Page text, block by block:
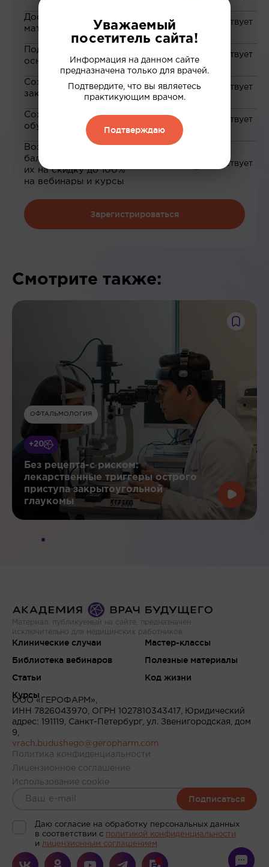
Доступ к закрытым
материалам
Подборка материалов на
основе ваших интересов
Сохранение материалов в
закладки
Сохранение прогресса по
обучению
Возможность зарабатывать
баллы и обменивать
их на скидку до 100%
на вебинары и курсы
Зарегистрироваться
Смотрите также:
ОФТАЛЬМОЛОГИЯ
+20
Без рецепта-с риском:
лекарственные триггеры острого
приступа закрытоугольной
глаукомы
Материал, публикуемый на сайте, предназначен
исключительно для медицинских работников
Клинические случаи
Библиотека вебинаров
Статьи
Курсы
Мастер-классы
Полезные материалы
Код жизни
ООО «ГЕРОФАРМ»,
ИНН 7826043970, ОГРН 1027810343417, Юридический
адрес: 191119, Санкт-Петербург, ул. Звенигородская, дом
9,
vrach.budushego@geropharm.com
Политика конфиденциальности
Лицензионное соглашение
Использование cookie
Подписаться
Даю согласие на обработку персональных данных
в соответствии c политикой конфиденциальности
и лицензионным соглашением
Уважаемый
посетитель сайта!
Информация на данном сайте
предназначена только для врачей.
Подтвердите, что вы являетесь
практикующим врачом.
Подтверждаю